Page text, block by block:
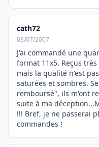
cath72
03/07/2007
J'ai commandé une
format 11x5. Reçus
mais la qualité n'est
saturées et sombres.
remboursé", ils m'ont
suite à ma
!!! Bref, je ne passerai
commandes !